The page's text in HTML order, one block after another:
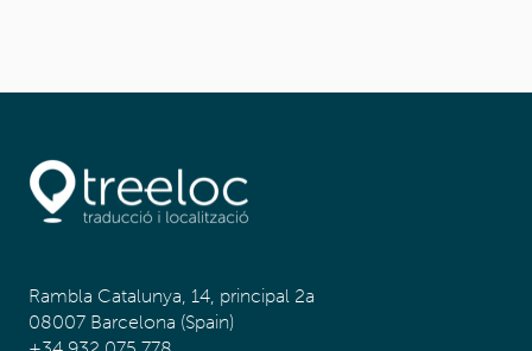
Rambla Catalunya, 14, principal 2a
08007 Barcelona (Spain)